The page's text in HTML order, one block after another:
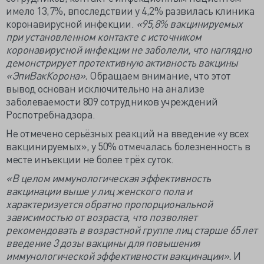
имело 13,7%, впоследствии у 4,2% развилась клиника
коронавирусной инфекции. «95,8% вакцинируемых
при установленном контакте с источником
коронавирусной инфекции не заболели, что наглядно
демонстрирует протективную активность вакцины
«ЭпиВакКорона». Обращаем внимание, что этот
вывод основан исключительно на анализе
заболеваемости 809 сотрудников учреждений
Роспотребнадзора.
Не отмечено серьёзных реакций на введение «у всех
вакцинируемых», у 50% отмечалась болезненность в
месте инъекции не более трёх суток.
«В целом иммунологическая эффективность
вакцинации выше у лиц женского пола и
характеризуется обратно пропорциональной
зависимостью от возраста, что позволяет
рекомендовать в возрастной группе лиц старше 65 лет
введение 3 дозы вакцины для повышения
иммунологической эффективности вакцинации». И